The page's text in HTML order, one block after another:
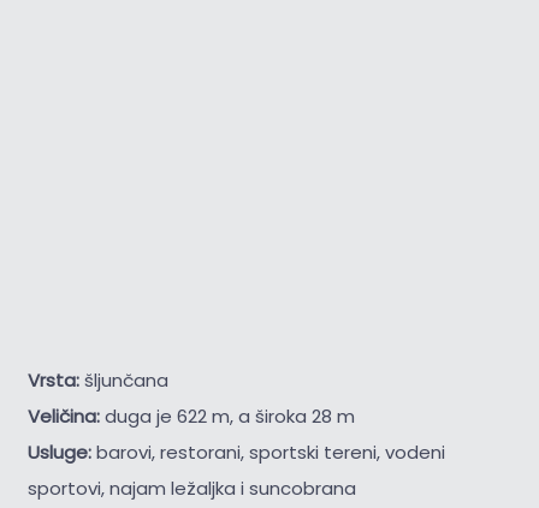
Vrsta:šljunčana
Veličina:duga je 622 m, a široka 28 m
Usluge:barovi, restorani, sportski tereni, vodeni
sportovi, najam ležaljka i suncobrana